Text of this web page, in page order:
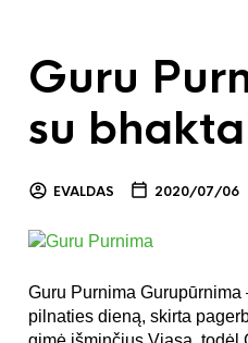
Guru
su
EVALDAS 2020/07/06
Guru Purnima
pilnaties dieną, skirta